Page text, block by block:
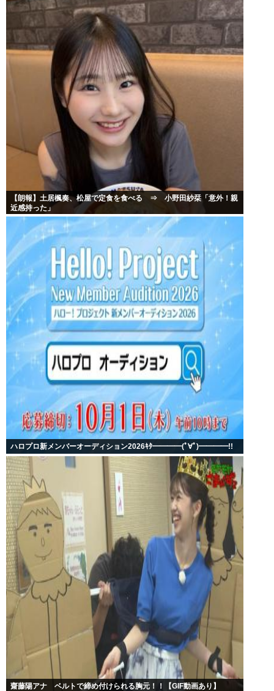
【朗報】土居楓奏、松屋で定食を食べる ⇒ 小野田紗栞「意外！親
近感持った」
ハロプロ新メンバーオーディション2026ｷﾀ━━━━(ﾟ∀ﾟ)━━━━!!
齋藤陽アナ ベルトで締め付けられる胸元！！【GIF動画あり】